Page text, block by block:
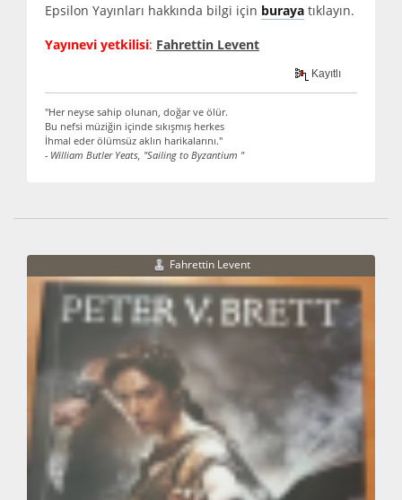
Epsilon Yayınları hakkında bilgi için buraya tıklayın.
Yayınevi yetkilisi: Fahrettin Levent
Kayıtlı
"Her neyse sahip olunan, doğar ve ölür.
Bu nefsi müziğin içinde sıkışmış herkes
İhmal eder ölümsüz aklın harikalarını."
- William Butler Yeats, "Sailing to Byzantium "
Fahrettin Levent